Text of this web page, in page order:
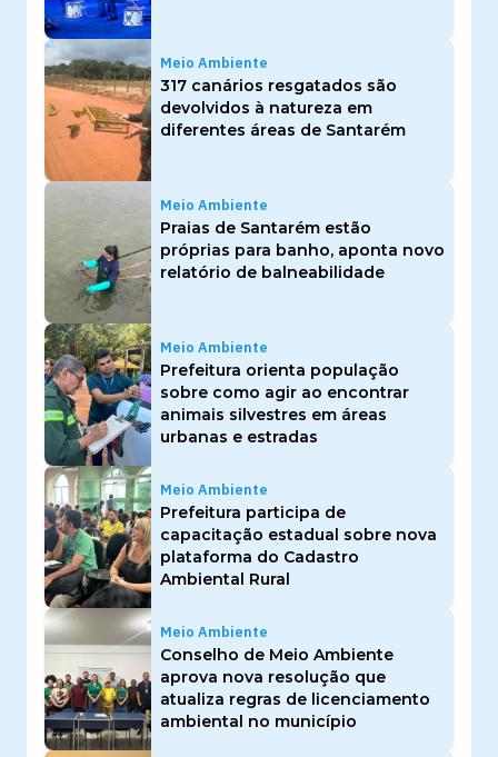
Meio Ambiente
317 canários resgatados são
devolvidos à natureza em
diferentes áreas de Santarém
Meio Ambiente
Praias de Santarém estão
próprias para banho, aponta novo
relatório de balneabilidade
Meio Ambiente
Prefeitura orienta população
sobre como agir ao encontrar
animais silvestres em áreas
urbanas e estradas
Meio Ambiente
Prefeitura participa de
capacitação estadual sobre nova
plataforma do Cadastro
Ambiental Rural
Meio Ambiente
Conselho de Meio Ambiente
aprova nova resolução que
atualiza regras de licenciamento
ambiental no município